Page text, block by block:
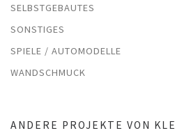
SELBSTGEBAUTES
SONSTIGES
SPIELE / AUTOMODELLE
WANDSCHMUCK
ANDERE PROJEKTE VON KLE